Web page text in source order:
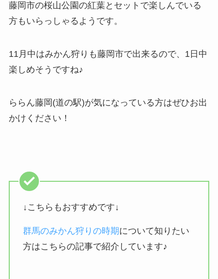
藤岡市の桜山公園の紅葉とセットで楽しんでいる
方もいらっしゃるようです。
11月中はみかん狩りも藤岡市で出来るので、1日中
楽しめそうですね♪
ららん藤岡(道の駅)が気になっている方はぜひお出
かけください！
↓こちらもおすすめです↓
群馬のみかん狩りの時期について知りたい
方はこちらの記事で紹介しています♪